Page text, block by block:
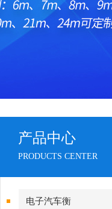
产品中心
PRODUCTS CENTER
电子汽车衡